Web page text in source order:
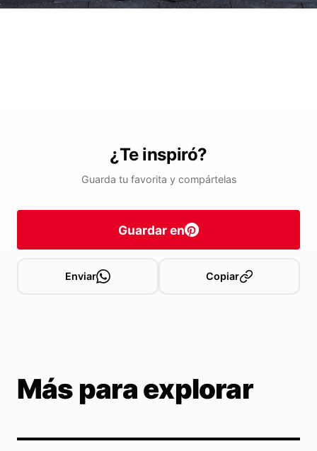
¿Te inspiró?
Guarda tu favorita y compártelas
Guardar en
Enviar Copiar
Más para explorar